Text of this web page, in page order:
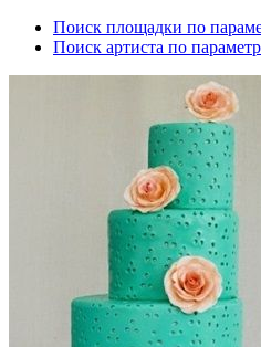
Поиск площадки по
Поиск артиста по